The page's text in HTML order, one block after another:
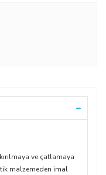
ve çatlamaya
malzemeden imal